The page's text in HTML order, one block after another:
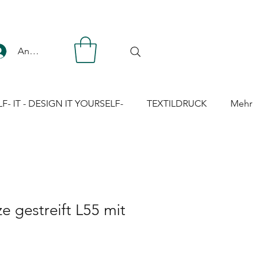
Anmelden
IT - DESIGN IT YOURSELF- TEXTILDRUCK Mehr
gestreift L55 mit